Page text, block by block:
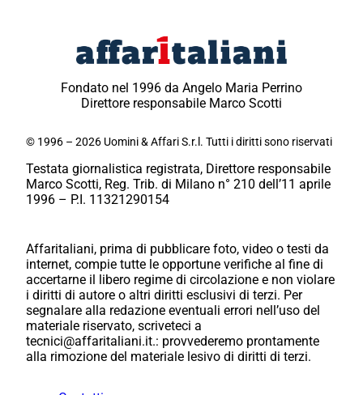
Fondato nel 1996 da Angelo Maria Perrino
Direttore responsabile Marco Scotti
© 1996 – 2026 Uomini & Affari S.r.l. Tutti i diritti sono riservati
Testata giornalistica registrata, Direttore responsabile
Marco Scotti, Reg. Trib. di Milano n° 210 dell’11 aprile
1996 – P.I. 11321290154
Affaritaliani, prima di pubblicare foto, video o testi da
internet, compie tutte le opportune verifiche al fine di
accertarne il libero regime di circolazione e non violare
i diritti di autore o altri diritti esclusivi di terzi. Per
segnalare alla redazione eventuali errori nell’uso del
materiale riservato, scriveteci a
tecnici@affaritaliani.it.: provvederemo prontamente
alla rimozione del materiale lesivo di diritti di terzi.